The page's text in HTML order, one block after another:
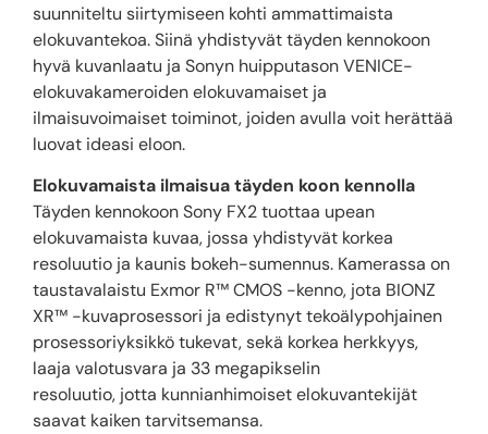
suunniteltu siirtymiseen kohti ammattimaista
elokuvantekoa. Siinä yhdistyvät täyden kennokoon
hyvä kuvanlaatu ja Sonyn huipputason VENICE-
elokuvakameroiden elokuvamaiset ja
ilmaisuvoimaiset toiminot, joiden avulla voit herättää
luovat ideasi eloon.
Elokuvamaista ilmaisua täyden koon kennolla
Täyden kennokoon Sony FX2 tuottaa upean
elokuvamaista kuvaa, jossa yhdistyvät korkea
resoluutio ja kaunis bokeh-sumennus. Kamerassa on
taustavalaistu Exmor R™ CMOS -kenno, jota BIONZ
XR™ -kuvaprosessori ja edistynyt tekoälypohjainen
prosessoriyksikkö tukevat, sekä korkea herkkyys,
laaja valotusvara ja 33 megapikselin
resoluutio, jotta kunnianhimoiset elokuvantekijät
saavat kaiken tarvitsemansa.